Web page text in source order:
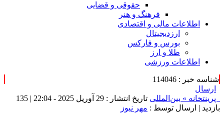
حقوقی و قضایی
فرهنگ و هنر
اطلاعات مالی و اقتصادی
ارزدیجیتال
بورس و فارکس
طلا و ارز
اطلاعات ورزشی
شناسه خبر : 114046
ارسال
پرینتخانه » بین‌المللی تاریخ انتشار : 29 آوریل 2025 - 22:04 |
135
بازدید | ارسال توسط : مهر نیوز